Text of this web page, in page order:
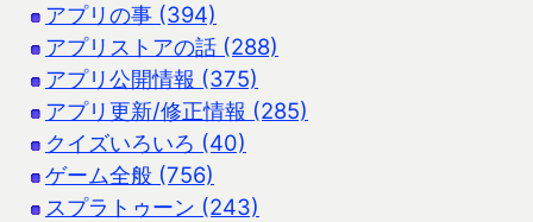
アプリの事 (394)
アプリストアの話 (288)
アプリ公開情報 (375)
アプリ更新/修正情報 (285)
クイズいろいろ (40)
ゲーム全般 (756)
スプラトゥーン (243)